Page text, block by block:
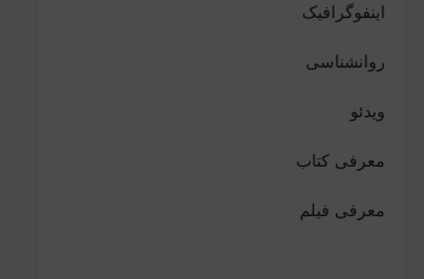
اینفوگرافیک
روانشناسی
ویدئو
معرفی کتاب
معرفی فیلم